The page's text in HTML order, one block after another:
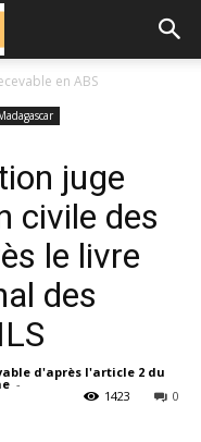
en ABS
juge
civile des
le livre
des
d'après l'article 2 du
-
0
1423